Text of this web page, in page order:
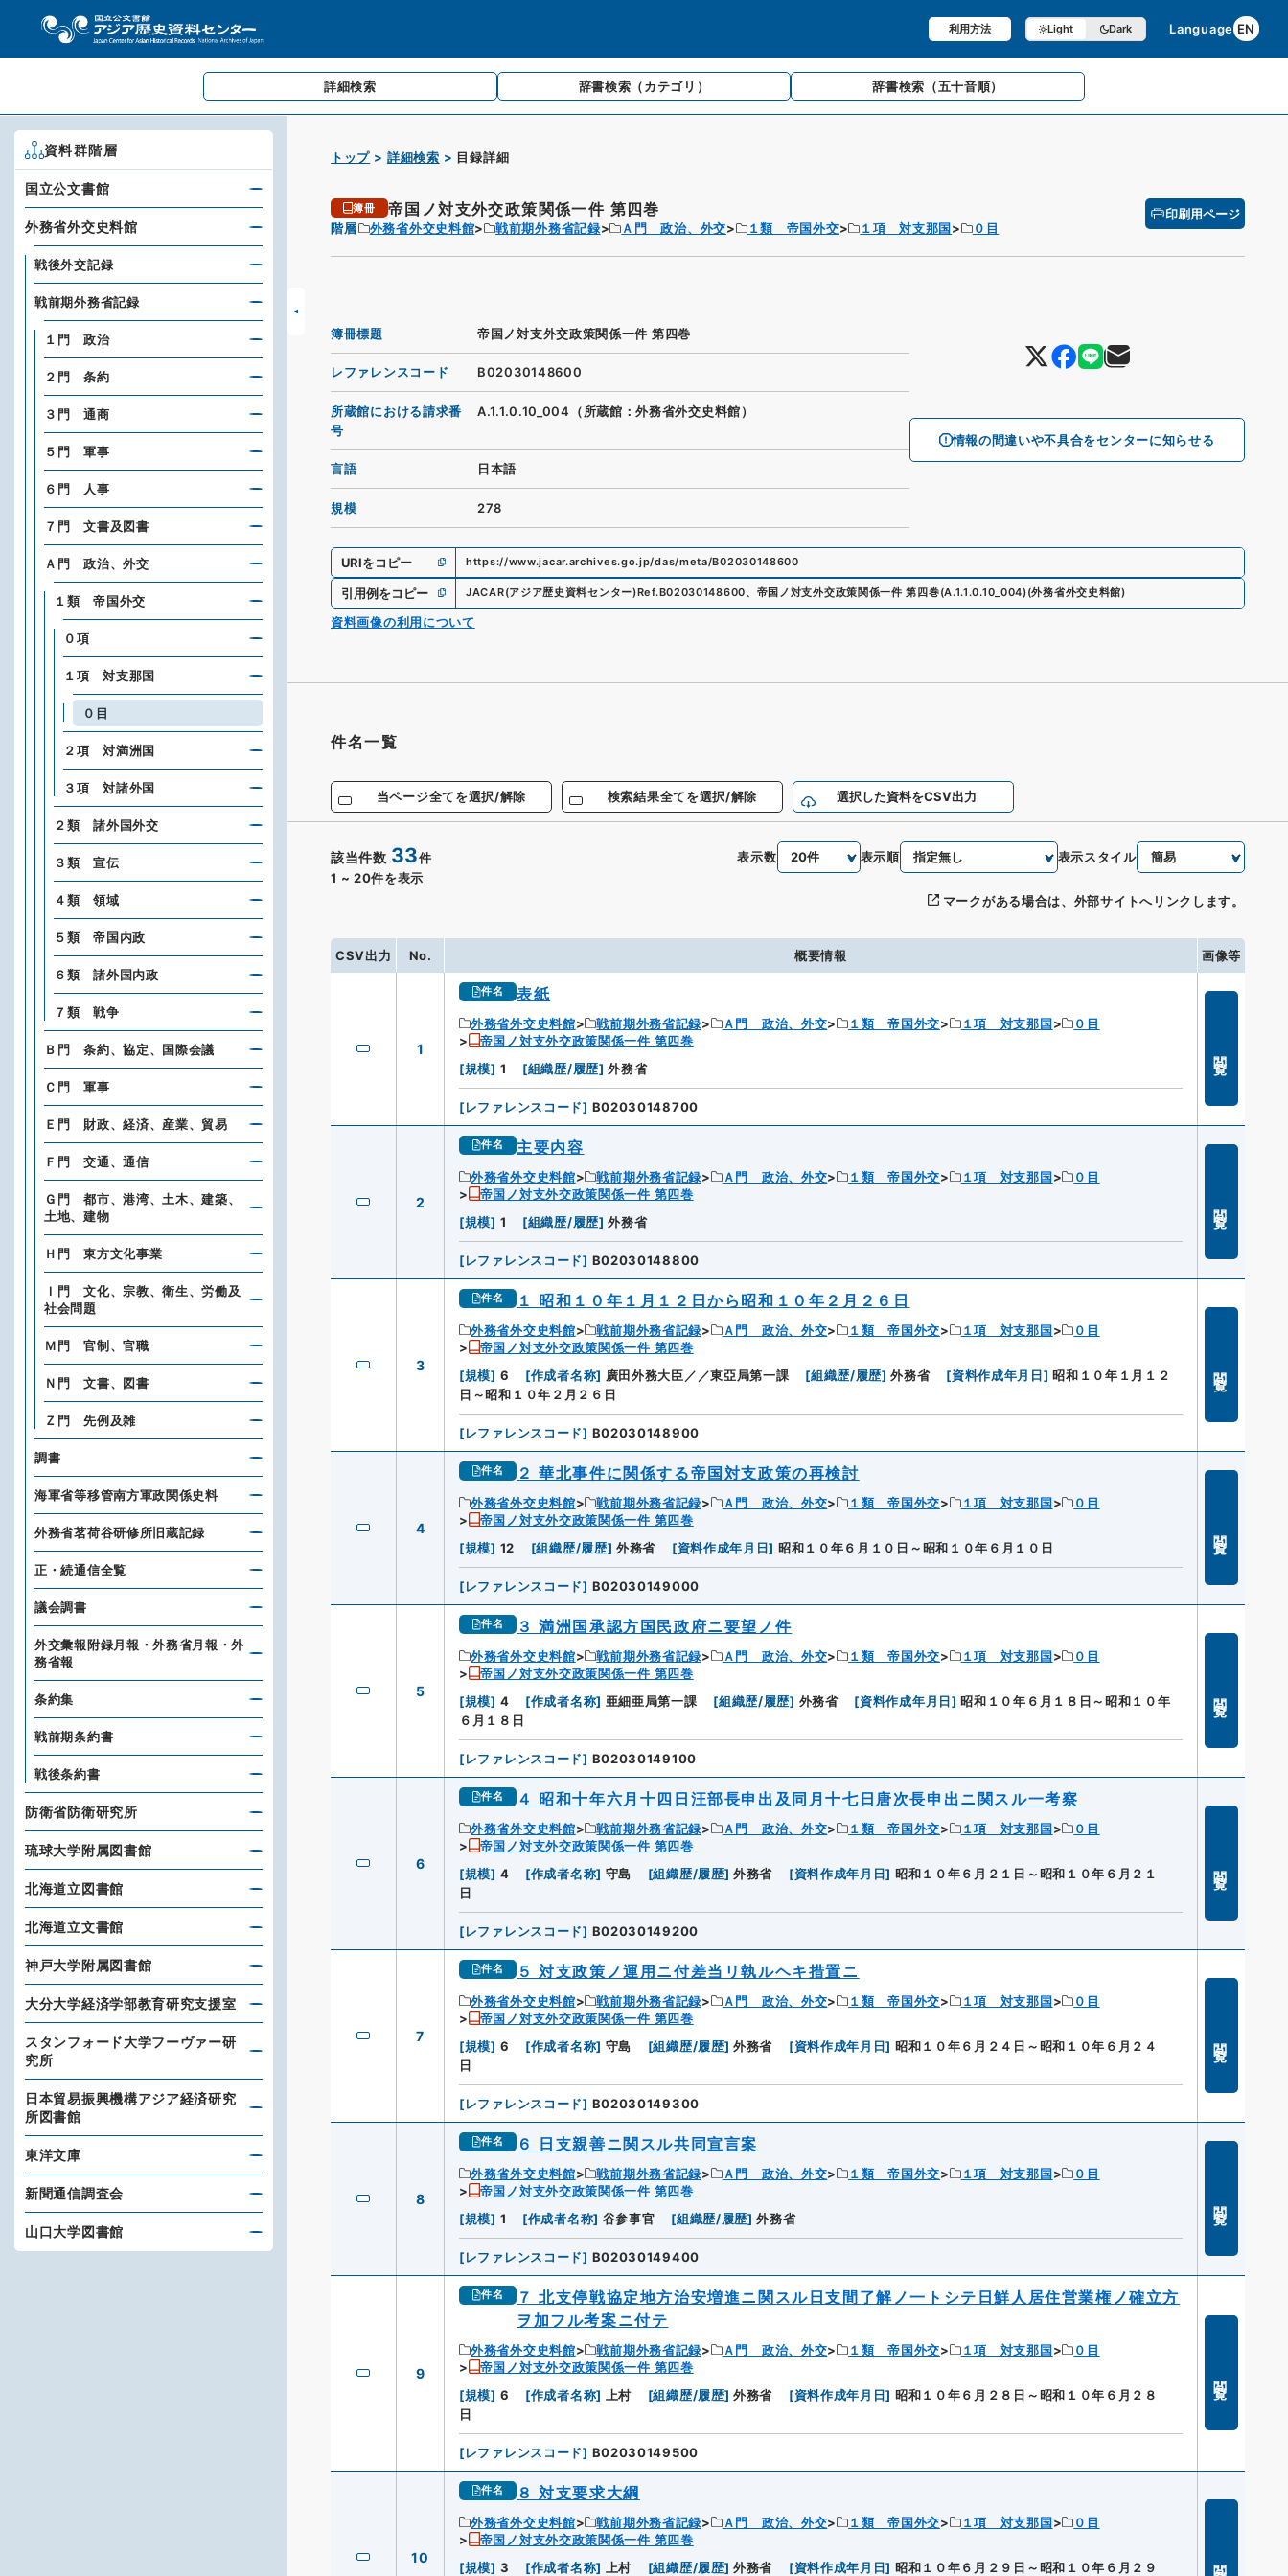
利用方法 Light Dark Language EN
詳細検索 辞書検索 （カテゴリ） 辞書検索 （五十音順）
トップ 詳細検索 目録詳細
簿冊 帝国ノ対支外交政策関係一件 第四巻
階層 外務省外交史料館 戦前期外務省記録 Ａ門 政治、外交 １類 帝国外交 １項 対支那国 ０目
印刷用ページ
情報の間違いや不具合をセンターに知らせる
簿冊標題 帝国ノ対支外交政策関係一件 第四巻
レファレンスコード B02030148600
所蔵館における請求番
号
A.1.1.0.10_004（所蔵館：外務省外交史料館）
言語 日本語
規模 278
URIをコピー https://www.jacar.archives.go.jp/das/meta/B02030148600
引用例をコピー JACAR(アジア歴史資料センター)Ref.B02030148600、 帝国ノ対支外交政策関係一件 第四巻(A.1.1.0.10_004)(外務省外交史料館)
資料画像の利用について
件名一覧
当ページ全てを選択/解除 検索結果全てを選択/解除 選択した資料をCSV出力
該当件数 33件
1 ~ 20件を表示
表示数 表示順 表示スタイル
マークがある場合は、外部サイトへリンクします。
CSV出力 No. 概要情報 画像等
1
件名 表紙
外務省外交史料館 戦前期外務省記録 Ａ門 政治、外交 １類 帝国外交 １項 対支那国
０目
帝国ノ対支外交政策関係一件 第四巻
[規模] 1 [組織歴/履歴] 外務省
[レファレンスコード] B02030148700
2
件名 主要内容
外務省外交史料館 戦前期外務省記録 Ａ門 政治、外交 １類 帝国外交 １項 対支那国
０目
帝国ノ対支外交政策関係一件 第四巻
[規模] 1 [組織歴/履歴] 外務省
[レファレンスコード] B02030148800
3
件名 １ 昭和１０年１月１２日から昭和１０年２月２６日
外務省外交史料館 戦前期外務省記録 Ａ門 政治、外交 １類 帝国外交 １項 対支那国
０目
帝国ノ対支外交政策関係一件 第四巻
[規模] 6 [作成者名称] 廣田外務大臣／／東亞局第一課 [組織歴/履歴] 外務省 [資料作成年月日] 昭和１０年１月１２
日～昭和１０年２月２６日
[レファレンスコード] B02030148900
4
件名 ２ 華北事件に関係する帝国対支政策の再検討
外務省外交史料館 戦前期外務省記録 Ａ門 政治、外交 １類 帝国外交 １項 対支那国
０目
帝国ノ対支外交政策関係一件 第四巻
[規模] 12 [組織歴/履歴] 外務省 [資料作成年月日] 昭和１０年６月１０日～昭和１０年６月１０日
[レファレンスコード] B02030149000
5
件名 ３ 満洲国承認方国民政府ニ要望ノ件
外務省外交史料館 戦前期外務省記録 Ａ門 政治、外交 １類 帝国外交 １項 対支那国
０目
帝国ノ対支外交政策関係一件 第四巻
[規模] 4 [作成者名称] 亜細亜局第一課 [組織歴/履歴] 外務省 [資料作成年月日] 昭和１０年６月１８日～昭和１０年
６月１８日
[レファレンスコード] B02030149100
6
件名 ４ 昭和十年六月十四日汪部長申出及同月十七日唐次長申出ニ関スル一考察
外務省外交史料館 戦前期外務省記録 Ａ門 政治、外交 １類 帝国外交 １項 対支那国
０目
帝国ノ対支外交政策関係一件 第四巻
[規模] 4 [作成者名称] 守島 [組織歴/履歴] 外務省 [資料作成年月日] 昭和１０年６月２１日～昭和１０年６月２１
日
[レファレンスコード] B02030149200
7
件名 ５ 対支政策ノ運用ニ付差当リ執ルヘキ措置ニ
外務省外交史料館 戦前期外務省記録 Ａ門 政治、外交 １類 帝国外交 １項 対支那国
０目
帝国ノ対支外交政策関係一件 第四巻
[規模] 6 [作成者名称] 守島 [組織歴/履歴] 外務省 [資料作成年月日] 昭和１０年６月２４日～昭和１０年６月２４
日
[レファレンスコード] B02030149300
8
件名 ６ 日支親善ニ関スル共同宣言案
外務省外交史料館 戦前期外務省記録 Ａ門 政治、外交 １類 帝国外交 １項 対支那国
０目
帝国ノ対支外交政策関係一件 第四巻
[規模] 1 [作成者名称] 谷参事官 [組織歴/履歴] 外務省
[レファレンスコード] B02030149400
9
件名
７ 北支停戦協定地方治安増進ニ関スル日支間了解ノ一トシテ日鮮人居住営業権ノ確立方
ヲ加フル考案ニ付テ
外務省外交史料館 戦前期外務省記録 Ａ門 政治、外交 １類 帝国外交 １項 対支那国
０目
帝国ノ対支外交政策関係一件 第四巻
[規模] 6 [作成者名称] 上村 [組織歴/履歴] 外務省 [資料作成年月日] 昭和１０年６月２８日～昭和１０年６月２８
日
[レファレンスコード] B02030149500
10
件名 ８ 対支要求大綱
外務省外交史料館 戦前期外務省記録 Ａ門 政治、外交 １類 帝国外交 １項 対支那国
０目
帝国ノ対支外交政策関係一件 第四巻
[規模] 3 [作成者名称] 上村 [組織歴/履歴] 外務省 [資料作成年月日] 昭和１０年６月２９日～昭和１０年６月２９
資料群階層
国立公文書館
外務省外交史料館
戦後外交記録
戦前期外務省記録
１門 政治
２門 条約
３門 通商
５門 軍事
６門 人事
７門 文書及図書
Ａ門 政治、外交
１類 帝国外交
０項
１項 対支那国
０目
２項 対満洲国
３項 対諸外国
２類 諸外国外交
３類 宣伝
４類 領域
５類 帝国内政
６類 諸外国内政
７類 戦争
Ｂ門 条約、協定、国際会議
Ｃ門 軍事
Ｅ門 財政、経済、産業、貿易
Ｆ門 交通、通信
Ｇ門 都市、港湾、土木、建築、
土地、建物
Ｈ門 東方文化事業
Ｉ門 文化、宗教、衛生、労働及
社会問題
Ｍ門 官制、官職
Ｎ門 文書、図書
Ｚ門 先例及雑
調書
海軍省等移管南方軍政関係史料
外務省茗荷谷研修所旧蔵記録
正・続通信全覧
議会調書
外交彙報附録月報・外務省月報・外
務省報
条約集
戦前期条約書
戦後条約書
防衛省防衛研究所
琉球大学附属図書館
北海道立図書館
北海道立文書館
神戸大学附属図書館
大分大学経済学部教育研究支援室
スタンフォード大学フーヴァー研
究所
日本貿易振興機構アジア経済研究
所図書館
東洋文庫
新聞通信調査会
山口大学図書館